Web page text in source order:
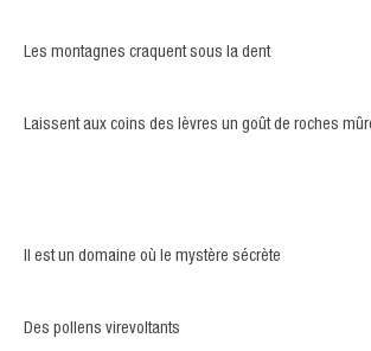
Les montagnes craquent sous la dent
Laissent aux coins des lèvres un goût de roches
Il est un domaine où le mystère sécrète
Des pollens virevoltants